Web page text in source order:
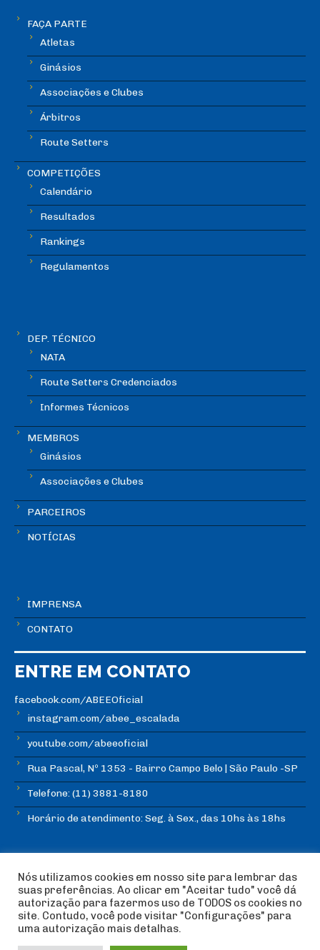
FAÇA PARTE
Atletas
Ginásios
Associações e Clubes
Árbitros
Route Setters
COMPETIÇÕES
Calendário
Resultados
Rankings
Regulamentos
DEP. TÉCNICO
NATA
Route Setters Credenciados
Informes Técnicos
MEMBROS
Ginásios
Associações e Clubes
PARCEIROS
NOTÍCIAS
IMPRENSA
CONTATO
ENTRE EM CONTATO
facebook.com/ABEEOficial
instagram.com/abee_escalada
youtube.com/abeeoficial
Rua Pascal, Nº 1353 - Bairro Campo Belo | São Paulo -SP
Telefone: (11) 3881-8180
Horário de atendimento: Seg. à Sex., das 10hs às 18hs
© Copyright ABEE | Associação Brasileira de Escalada
Esportiva 2018 | Design:
Imagética Design
Nós utilizamos cookies em nosso site para lembrar das
suas preferências. Ao clicar em "Aceitar tudo" você dá
autorização para fazermos uso de TODOS os cookies no
site. Contudo, você pode visitar "Configurações" para
uma autorização mais detalhas.